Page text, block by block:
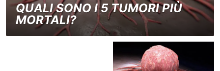
QUALI SONO I 5 TUMORI PIÙ
MORTALI?